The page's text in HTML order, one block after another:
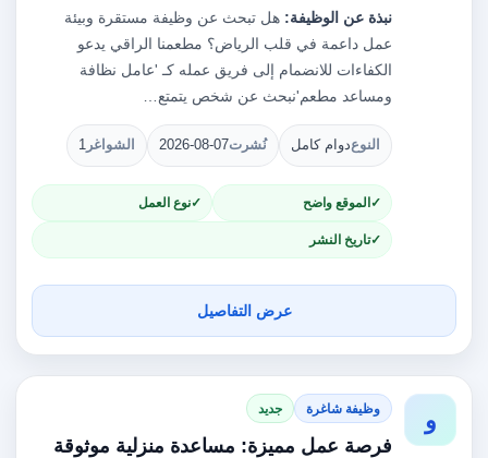
نبذة عن الوظيفة: هل تبحث عن وظيفة مستقرة وبيئة
عمل داعمة في قلب الرياض؟ مطعمنا الراقي يدعو
الكفاءات للانضمام إلى فريق عمله كـ 'عامل نظافة
ومساعد مطعم'نبحث عن شخص يتمتع…
النوعدوام كامل نُشرت2026-08-07 الشواغر 1
الموقع واضح نوع العمل
تاريخ النشر
عرض التفاصيل
و وظيفة شاغرة جديد
فرصة عمل مميزة: مساعدة منزلية موثوقة